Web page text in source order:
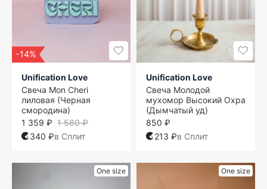
-14%
Unification Love
Свеча Mon Cheri
лиловая (Черная
смородина)
1 580 ₽
1 359 ₽
340 ₽в Сплит
Unification Love
Свеча Молодой
мухомор Высокий Охра
(Дымчатый уд)
850 ₽
213 ₽в Сплит
One size One size